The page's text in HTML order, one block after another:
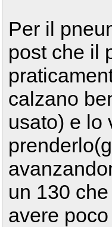
Per il
post che il
calzano
usato) e lo
un 130
avere